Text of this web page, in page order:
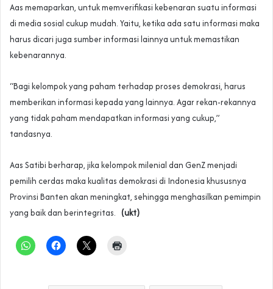
Aas memaparkan, untuk memverifikasi kebenaran suatu informasi
di media sosial cukup mudah. Yaitu, ketika ada satu informasi maka
harus dicari juga sumber informasi lainnya untuk memastikan
kebenarannya.
“Bagi kelompok yang paham terhadap proses demokrasi, harus
memberikan informasi kepada yang lainnya. Agar rekan-rekannya
yang tidak paham mendapatkan informasi yang cukup,”
tandasnya.
Aas Satibi berharap, jika kelompok milenial dan GenZ menjadi
pemilih cerdas maka kualitas demokrasi di Indonesia khususnya
Provinsi Banten akan meningkat, sehingga menghasilkan pemimpin
yang baik dan berintegritas. (ukt)